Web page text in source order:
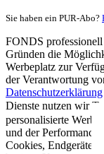
Sie haben ein PUR-Abo?
FONDS
Gründen die
Werbeplatz zur
der Verantwortung
Datenschutzerklärung
Dienste nutzen wir
personalisierte
und der Performance
Cookies, Endgeräte-